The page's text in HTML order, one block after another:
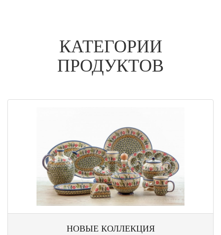
КАТЕГОРИИ
ПРОДУКТОВ
НОВЫЕ КОЛЛЕКЦИЯ